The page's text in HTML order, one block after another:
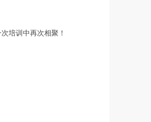
培训中再次相聚！